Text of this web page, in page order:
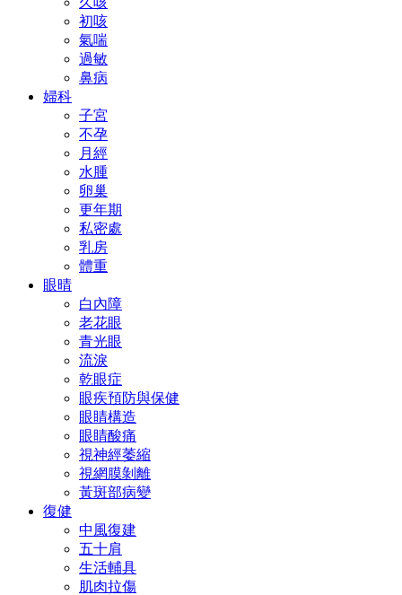
初咳
氣喘
過敏
鼻病
婦科
子宮
不孕
月經
水腫
卵巢
更年期
私密處
乳房
體重
眼晴
白內障
老花眼
青光眼
流淚
乾眼症
眼疾預防與保健
眼睛構造
眼睛酸痛
視神經萎縮
視網膜剝離
黃斑部病變
復健
中風復建
五十肩
生活輔具
肌肉拉傷